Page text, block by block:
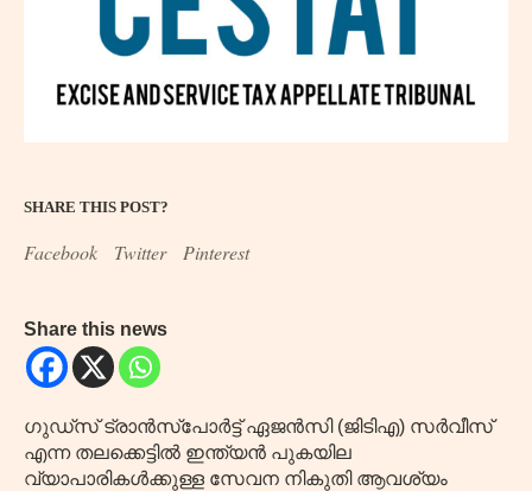
SHARE THIS POST?
Facebook Twitter Pinterest
Share this news
ഗുഡ്സ് ട്രാൻസ്പോർട്ട് ഏജൻസി (ജിടിഎ) സർവീസ്
എന്ന തലക്കെട്ടിൽ ഇന്ത്യൻ പുകയില
വ്യാപാരികൾക്കുള്ള സേവന നികുതി ആവശ്യം